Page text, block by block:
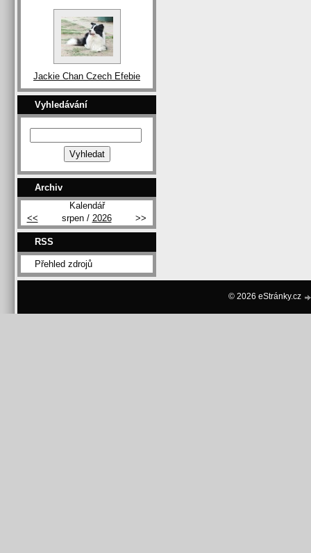
Jackie Chan Czech Efebie
Vyhledávání
Archiv
Kalendář
<<
srpen / 2026 >>
RSS
Přehled zdrojů
© 2026 eStránky.cz